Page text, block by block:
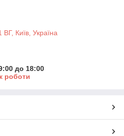
ВГ, Київ, Україна
до 18:00
роботи